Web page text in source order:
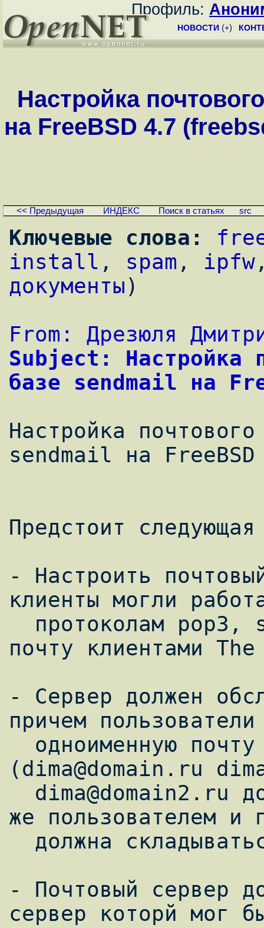
Профиль:
НОВОСТИ (+)
Настройка
на FreeBSD 4.7
<< Предыдущая ИНДЕКС Поиск в статьях src
Ключевые слова:
install , spam , ipfw
документы)
From: Дрезюля
Subject: Настройка
базе sendmail на
Настройка
sendmail на
Предстоит
- Настроить
клиенты могли
почту клиентами
- Сервер должен
причем
(dima@domain.ru
же пользователем и
- Почтовый сервер
сервер которй мог